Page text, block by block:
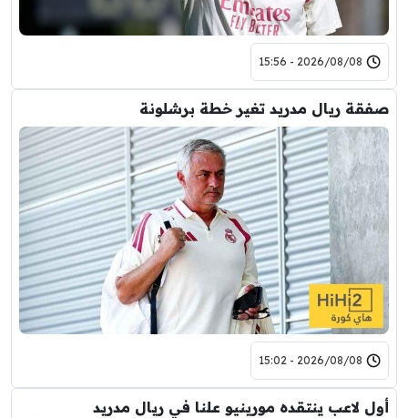
2026/08/08 - 15:56
صفقة ريال مدريد تغير خطة برشلونة
2026/08/08 - 15:02
أول لاعب ينتقده مورينيو علنا في ريال مدريد